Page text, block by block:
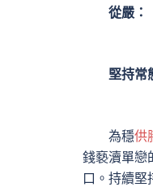
從嚴：
堅持常態
為穩供
錢褻瀆單戀
口。持續堅